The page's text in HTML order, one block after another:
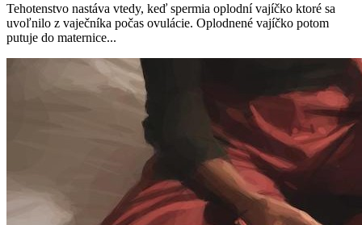
Tehotenstvo nastáva vtedy, keď spermia oplodní vajíčko ktoré sa
uvoľnilo z vaječníka počas ovulácie. Oplodnené vajíčko potom
putuje do maternice...